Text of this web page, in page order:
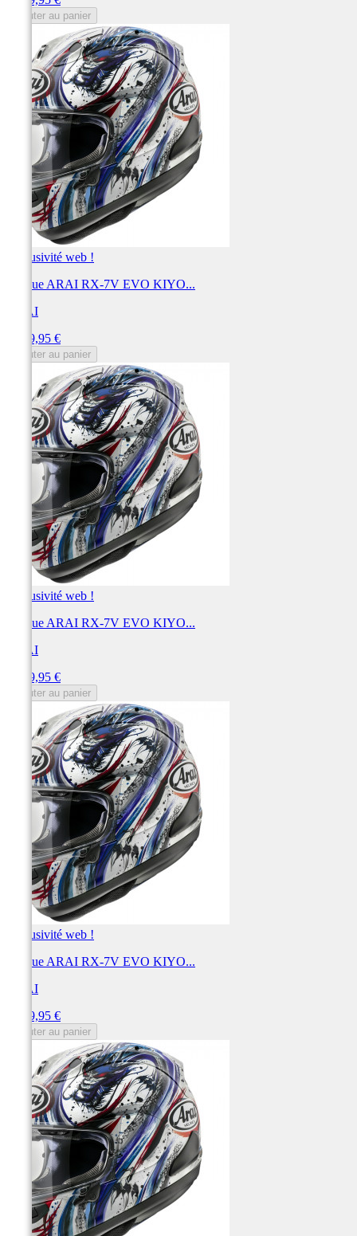
Ajouter au panier
Exclusivité web !
Casque ARAI RX-7V EVO KIYO...
ARAI
1 099,95 €
Ajouter au panier
Exclusivité web !
Casque ARAI RX-7V EVO KIYO...
ARAI
1 099,95 €
Ajouter au panier
Exclusivité web !
Casque ARAI RX-7V EVO KIYO...
ARAI
1 099,95 €
Ajouter au panier